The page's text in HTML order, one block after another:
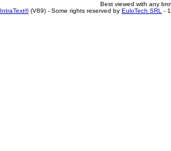
Best viewed with any
IntraText®(V89) - Some rights reserved by EuloTech SRL -